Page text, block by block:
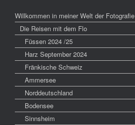
Willkommen in meiner Welt der Fotografie
Die Reisen mit dem Flo
Füssen 2024 /25
Harz September 2024
Fränkische Schweiz
Ammersee
Norddeutschland
Bodensee
Sinnsheim